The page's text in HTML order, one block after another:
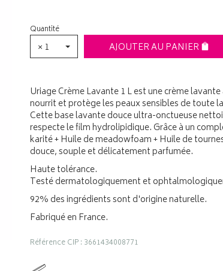
Quantité
× 1 AJOUTER AU PANIER
Uriage Crème Lavante 1 L est une crème
nourrit et protège les peaux sensibles de toute
Cette base lavante douce ultra-onctueuse
respecte le film hydrolipidique. Grâce à un
karité + Huile de meadowfoam + Huile de
douce, souple et délicatement parfumée.
Haute tolérance.
Testé dermatologiquement et
92% des ingrédients sont d'origine naturelle.
Fabriqué en France.
Référence CIP : 3661434008771